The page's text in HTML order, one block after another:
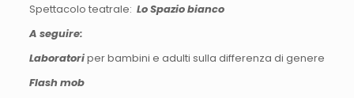
Spettacolo teatrale: Lo Spazio bianco
A seguire:
Laboratoriper bambini e adulti sulla differenza di genere
Flash mob